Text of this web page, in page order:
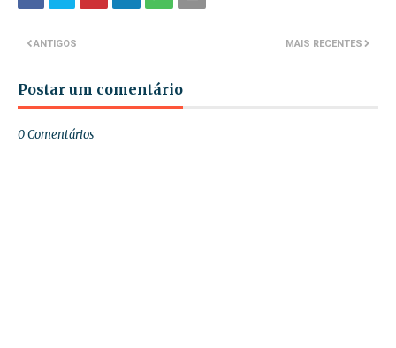
MAIS RECENTES
ANTIGOS
Postar um comentário
0 Comentários